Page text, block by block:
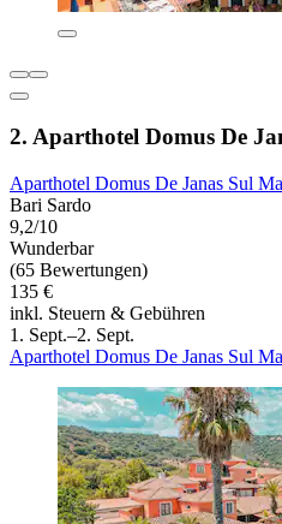
2. Aparthotel Domus De
Aparthotel Domus De Janas Sul
Bari Sardo
9,2/10
Wunderbar
(65 Bewertungen)
135 €
inkl. Steuern & Gebühren
1. Sept.–2. Sept.
Aparthotel Domus De Janas Sul